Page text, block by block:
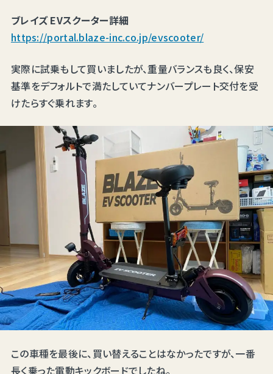
ブレイズ EVスクーター詳細
https://portal.blaze-inc.co.jp/evscooter/
実際に試乗もして買いましたが、重量バランスも良く、保安
基準をデフォルトで満たしていてナンバープレート交付を受
けたらすぐ乗れます。
この車種を最後に、買い替えることはなかったですが、一番
長く乗った電動キックボードでしたね。